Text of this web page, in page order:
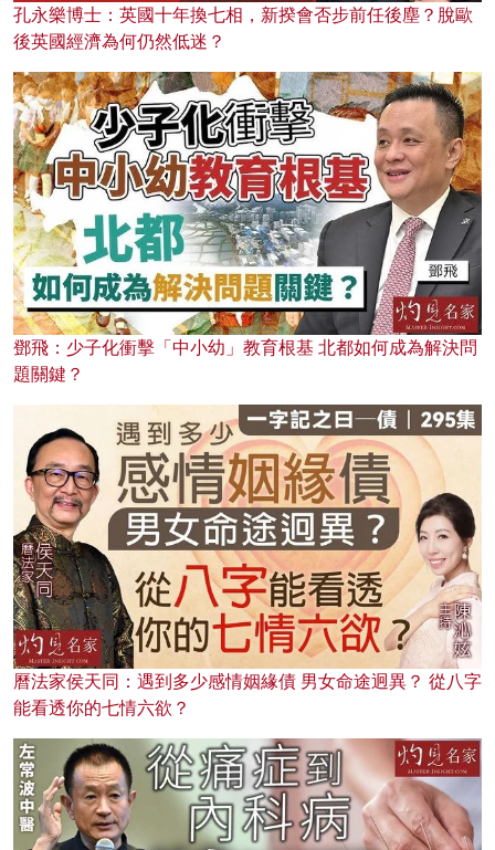
孔永樂博士：英國十年換七相，新揆會否步前任後塵？脫歐
後英國經濟為何仍然低迷？
鄧飛：少子化衝擊「中小幼」教育根基 北都如何成為解決問
題關鍵？
曆法家侯天同：遇到多少感情姻緣債 男女命途迥異？ 從八字
能看透你的七情六欲？